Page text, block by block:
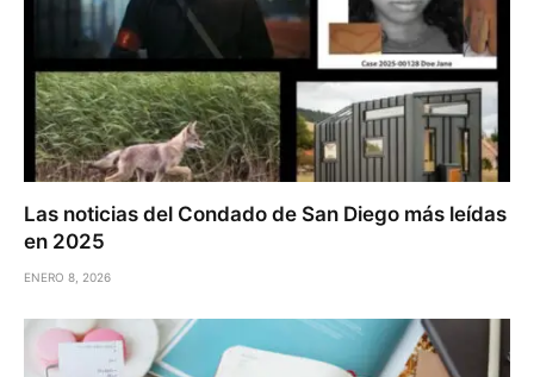
Las noticias del Condado de San Diego más leídas
en 2025
ENERO 8, 2026